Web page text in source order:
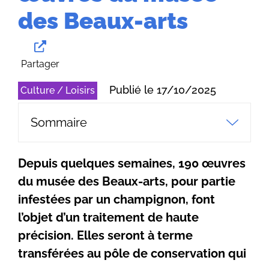
n
t
des Beaux-arts
Partager
Culture / Loisirs Publié le 17/10/2025
Sommaire
Depuis quelques semaines, 190 œuvres
du musée des Beaux-arts, pour partie
infestées par un champignon, font
l’objet d’un traitement de haute
précision. Elles seront à terme
transférées au pôle de conservation qui